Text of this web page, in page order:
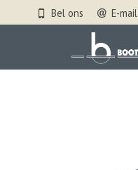
Bel ons E-mail